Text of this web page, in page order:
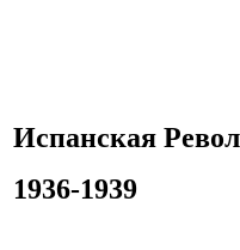
Испанская
1936-1939